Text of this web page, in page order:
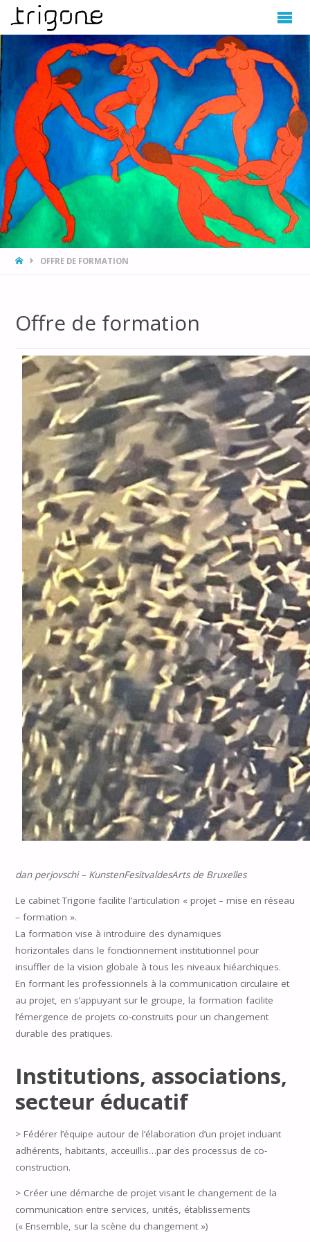
HOMEOFFRE DE FORMATION
Offre de formation
dan perjovschi – KunstenFesitvaldesArts de Bruxelles
Le cabinet Trigone facilite l’articulation « projet – mise en réseau
– formation ».
La formation vise à introduire des dynamiques
horizontales dans le fonctionnement institutionnel pour
insuffler de la vision globale à tous les niveaux hiéarchiques.
En formant les professionnels à la communication circulaire et
au projet, en s’appuyant sur le groupe, la formation facilite
l’émergence de projets co-construits pour un changement
durable des pratiques.
Institutions, associations,
secteur éducatif
> Fédérer l’équipe autour de l’élaboration d’un projet incluant
adhérents, habitants, acceuillis…par des processus de co-
construction.
> Créer une démarche de projet visant le changement de la
communication entre services, unités, établissements
(« Ensemble, sur la scène du changement »)